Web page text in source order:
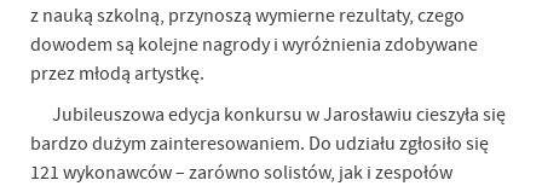
z nauką szkolną, przynoszą wymierne rezultaty, czego
dowodem są kolejne nagrody i wyróżnienia zdobywane
przez młodą artystkę.
Jubileuszowa edycja konkursu w Jarosławiu cieszyła się
bardzo dużym zainteresowaniem. Do udziału zgłosiło się
121 wykonawców – zarówno solistów, jak i zespołów